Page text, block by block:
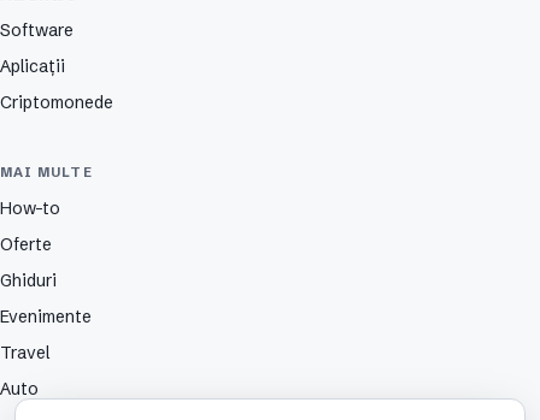
Software
Aplicații
Criptomonede
MAI MULTE
How-to
Oferte
Ghiduri
Evenimente
Travel
Auto